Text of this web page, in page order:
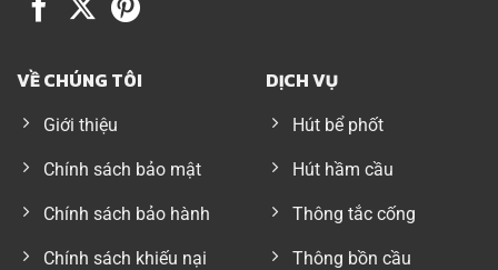
VỀ CHÚNG TÔI
Giới thiệu
Chính sách bảo mật
Chính sách bảo hành
Chính sách khiếu nại
DỊCH VỤ
Hút bể phốt
Hút hầm cầu
Thông tắc cống
Thông bồn cầu